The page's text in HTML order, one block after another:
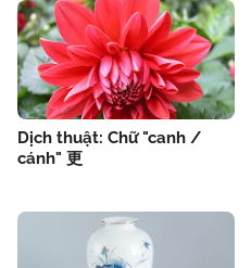
Dịch thuật: Chữ "canh /
cánh" 更